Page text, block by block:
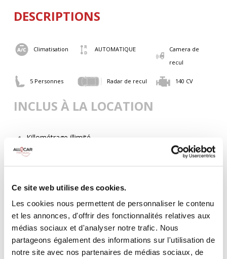
Ce site web utilise des cookies.
Les cookies nous permettent de personnaliser le contenu
et les annonces, d'offrir des fonctionnalités relatives aux
médias sociaux et d'analyser notre trafic. Nous
partageons également des informations sur l'utilisation de
notre site avec nos partenaires de médias sociaux, de
DESCRIPTIONS
Climatisation AUTOMATIQUE
Camera de
recul
5 Personnes Radar de recul 140 CV
INCLUS À LA LOCATION
Killométrage illimité
Assurance tous risques (hors franchise)
Carburant : plein à rendre plein
Age minimum :20 ans
Années de permis :2 ans
ASSURANCE